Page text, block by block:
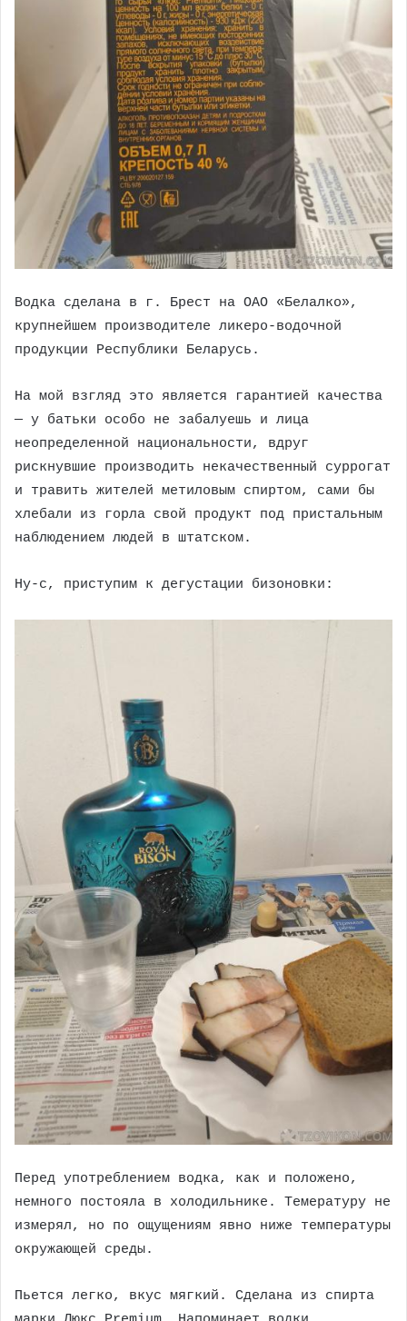
Водка сделана в г. Брест на ОАО «Белалко»,
крупнейшем производителе ликеро-водочной
продукции Республики Беларусь.
На мой взгляд это является гарантией качества
— у батьки особо не забалуешь и лица
неопределенной национальности, вдруг
рискнувшие производить некачественный суррогат
и травить жителей метиловым спиртом, сами бы
хлебали из горла свой продукт под пристальным
наблюдением людей в штатском.
Ну-с, приступим к дегустации бизоновки:
Перед употреблением водка, как и положено,
немного постояла в холодильнике. Темературу не
измерял, но по ощущениям явно ниже температуры
окружающей среды.
Пьется легко, вкус мягкий. Сделана из спирта